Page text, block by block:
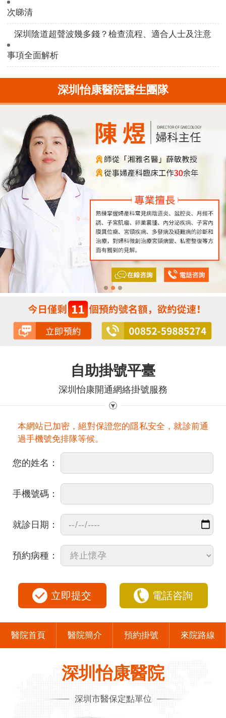
次睇清
深圳陰道超聲波幾多錢？檢查流程、適合人士及注意
事項全面解析
深圳怡康醫院醫生團隊
自助掛號平臺
深圳怡康開通網絡掛號服務
本網站已加密，絕對保證您的隱私安全，就診前通
過手機號免排隊等候。
您的姓名：
手機號碼：
就診日期：
預約病種：
立即提交 電話咨詢
醫院首頁 醫院簡介 預約掛號 來院路線
深圳怡康醫院
深圳市醫保定點單位